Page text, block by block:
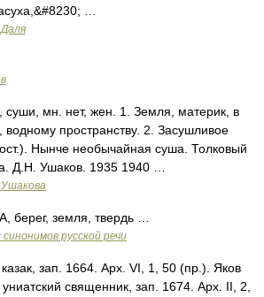
…
мн. нет, жен. 1. Земля, материк, в
пространству. 2. Засушливое
Нынче необычайная суша. Толковый
Д.Н. Ушаков. 1935 1940 …
Ушакова
земля, твердь …
русской речи
зап. 1664. Арх. VI, 1, 50 (пр.). Яков
священник, зап. 1674. Арх. II, 2,